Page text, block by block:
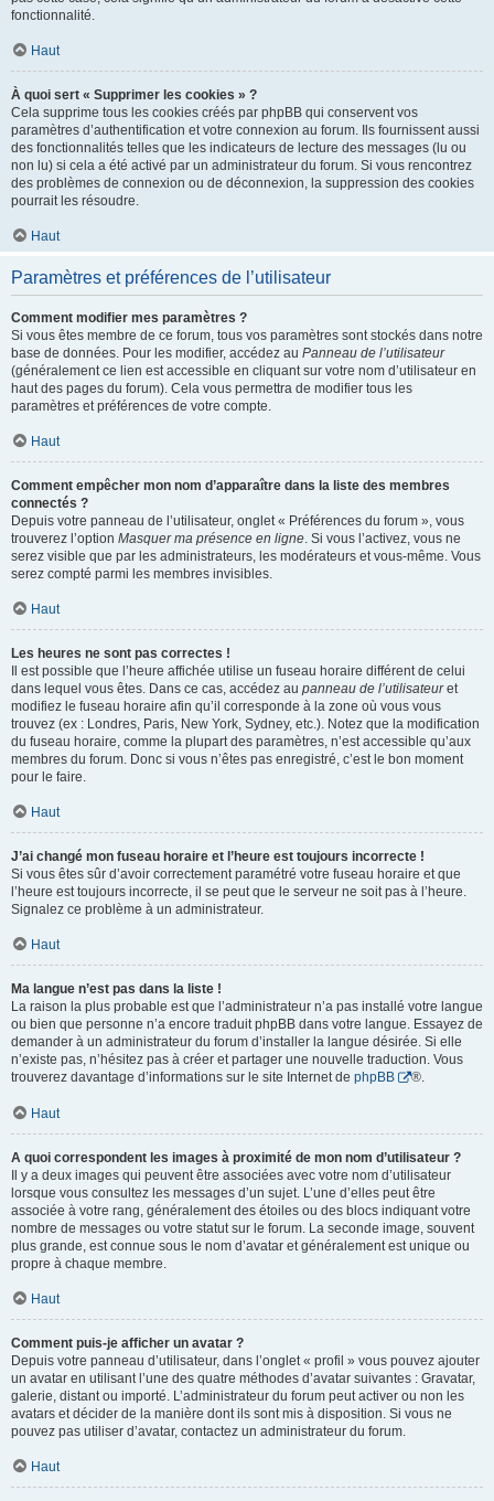
fonctionnalité.
Haut
À quoi sert « Supprimer les cookies » ?
Cela supprime tous les cookies créés par phpBB qui conservent vos
paramètres d’authentification et votre connexion au forum. Ils fournissent aussi
des fonctionnalités telles que les indicateurs de lecture des messages (lu ou
non lu) si cela a été activé par un administrateur du forum. Si vous rencontrez
des problèmes de connexion ou de déconnexion, la suppression des cookies
pourrait les résoudre.
Haut
Paramètres et préférences de l’utilisateur
Comment modifier mes paramètres ?
Si vous êtes membre de ce forum, tous vos paramètres sont stockés dans notre
base de données. Pour les modifier, accédez au Panneau de l’utilisateur
(généralement ce lien est accessible en cliquant sur votre nom d’utilisateur en
haut des pages du forum). Cela vous permettra de modifier tous les
paramètres et préférences de votre compte.
Haut
Comment empêcher mon nom d’apparaître dans la liste des membres
connectés ?
Depuis votre panneau de l’utilisateur, onglet « Préférences du forum », vous
trouverez l’option Masquer ma présence en ligne. Si vous l’activez, vous ne
serez visible que par les administrateurs, les modérateurs et vous-même. Vous
serez compté parmi les membres invisibles.
Haut
Les heures ne sont pas correctes !
Il est possible que l’heure affichée utilise un fuseau horaire différent de celui
dans lequel vous êtes. Dans ce cas, accédez au panneau de l’utilisateuret
modifiez le fuseau horaire afin qu’il corresponde à la zone où vous vous
trouvez (ex : Londres, Paris, New York, Sydney, etc.). Notez que la modification
du fuseau horaire, comme la plupart des paramètres, n’est accessible qu’aux
membres du forum. Donc si vous n’êtes pas enregistré, c’est le bon moment
pour le faire.
Haut
J’ai changé mon fuseau horaire et l’heure est toujours incorrecte !
Si vous êtes sûr d’avoir correctement paramétré votre fuseau horaire et que
l’heure est toujours incorrecte, il se peut que le serveur ne soit pas à l’heure.
Signalez ce problème à un administrateur.
Haut
Ma langue n’est pas dans la liste !
La raison la plus probable est que l’administrateur n’a pas installé votre langue
ou bien que personne n’a encore traduit phpBB dans votre langue. Essayez de
demander à un administrateur du forum d’installer la langue désirée. Si elle
n’existe pas, n’hésitez pas à créer et partager une nouvelle traduction. Vous
trouverez davantage d’informations sur le site Internet de phpBB ®.
Haut
A quoi correspondent les images à proximité de mon nom d’utilisateur ?
Il y a deux images qui peuvent être associées avec votre nom d’utilisateur
lorsque vous consultez les messages d’un sujet. L’une d’elles peut être
associée à votre rang, généralement des étoiles ou des blocs indiquant votre
nombre de messages ou votre statut sur le forum. La seconde image, souvent
plus grande, est connue sous le nom d’avatar et généralement est unique ou
propre à chaque membre.
Haut
Comment puis-je afficher un avatar ?
Depuis votre panneau d’utilisateur, dans l’onglet « profil » vous pouvez ajouter
un avatar en utilisant l’une des quatre méthodes d’avatar suivantes : Gravatar,
galerie, distant ou importé. L’administrateur du forum peut activer ou non les
avatars et décider de la manière dont ils sont mis à disposition. Si vous ne
pouvez pas utiliser d’avatar, contactez un administrateur du forum.
Haut